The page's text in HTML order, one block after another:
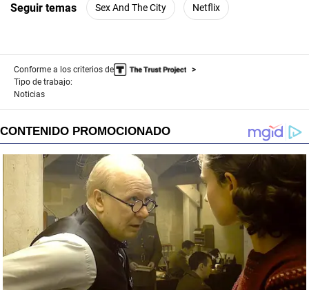
Seguir temas Sex And The City Netflix
Conforme a los criterios de
Tipo de trabajo:
Noticias